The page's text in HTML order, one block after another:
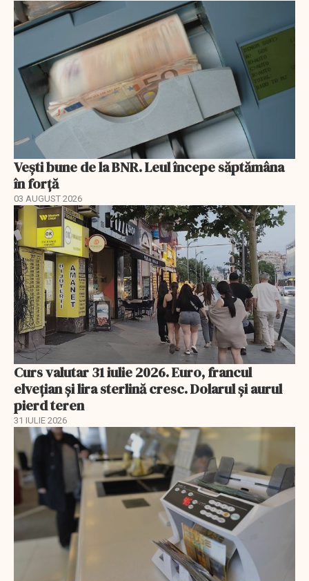
Vești bune de la BNR. Leul începe săptămâna
în forță
03 AUGUST 2026
Curs valutar 31 iulie 2026. Euro, francul
elvețian și lira sterlină cresc. Dolarul și aurul
pierd teren
31 IULIE 2026